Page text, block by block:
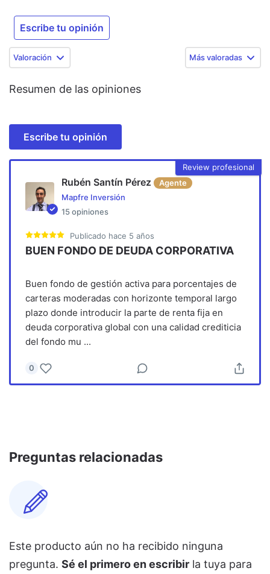
Escribe tu opinión
Valoración Más valoradas
Resumen de las opiniones
Escribe tu opinión
Review profesional
Rubén Santín Pérez
Agente
Mapfre Inversión
15 opiniones
Publicado hace 5 años
BUEN FONDO DE DEUDA CORPORATIVA
Buen fondo de gestión activa para porcentajes de
carteras moderadas con horizonte temporal largo
plazo donde introducir la parte de renta fija en
deuda corporativa global con una calidad crediticia
del fondo mu ...
0
Preguntas relacionadas
Este producto aún no ha recibido ninguna
pregunta. Sé el primero en escribir la tuya para